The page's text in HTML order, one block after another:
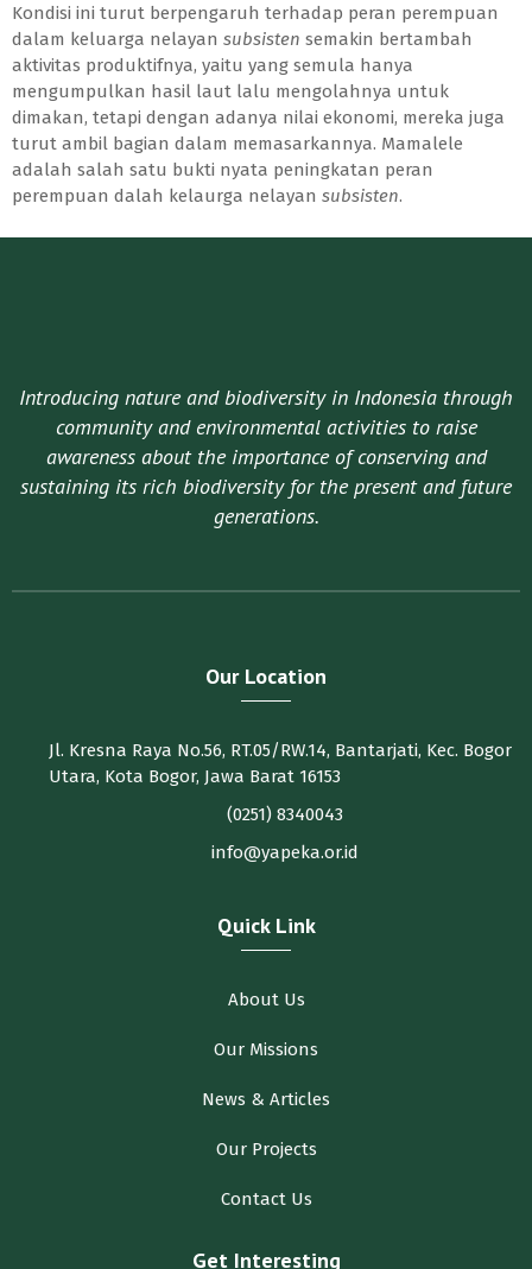
Kondisi ini turut berpengaruh terhadap peran perempuan
dalam keluarga nelayan subsisten semakin bertambah
aktivitas produktifnya, yaitu yang semula hanya
mengumpulkan hasil laut lalu mengolahnya untuk
dimakan, tetapi dengan adanya nilai ekonomi, mereka juga
turut ambil bagian dalam memasarkannya. Mamalele
adalah salah satu bukti nyata peningkatan peran
perempuan dalah kelaurga nelayan subsisten.
Introducing nature and biodiversity in Indonesia through
community and environmental activities to raise
awareness about the importance of conserving and
sustaining its rich biodiversity for the present and future
generations.
Our Location
Jl. Kresna Raya No.56, RT.05/RW.14, Bantarjati, Kec. Bogor
Utara, Kota Bogor, Jawa Barat 16153
(0251) 8340043
info@yapeka.or.id
Quick Link
About Us
Our Missions
News & Articles
Our Projects
Contact Us
Get Interesting